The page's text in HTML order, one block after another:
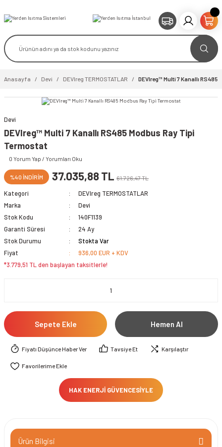
Anasayfa Devi DEVIreg TERMOSTATLAR DEVIreg™ Multi 7 Kanallı
Devi
DEVIreg™ Multi 7 Kanallı RS485 Modbus Ray Tipi
Termostat
0 Yorum Yap / Yorumları Oku
%40 İNDİRİM 37.035,88 TL 61.726,47 TL
Kategori
DEVIreg TERMOSTATLAR
Marka
Devi
Stok Kodu
140F1139
Garanti Süresi
24 Ay
Stok Durumu
Stokta Var
Fiyat
936,00 EUR + KDV
*3.779,51 TL den başlayan taksitlerle!
Sepete Ekle Hemen Al
Fiyatı Düşünce Haber Ver Tavsiye Et Karşılaştır
HAK ENERJİ GÜVENCESİYLE
Ürün Bilgisi